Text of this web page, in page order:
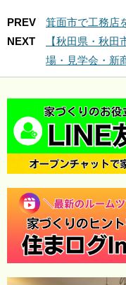
PREV
箕面市で工務店
NEXT
【秋田県・秋
場・見学会・新